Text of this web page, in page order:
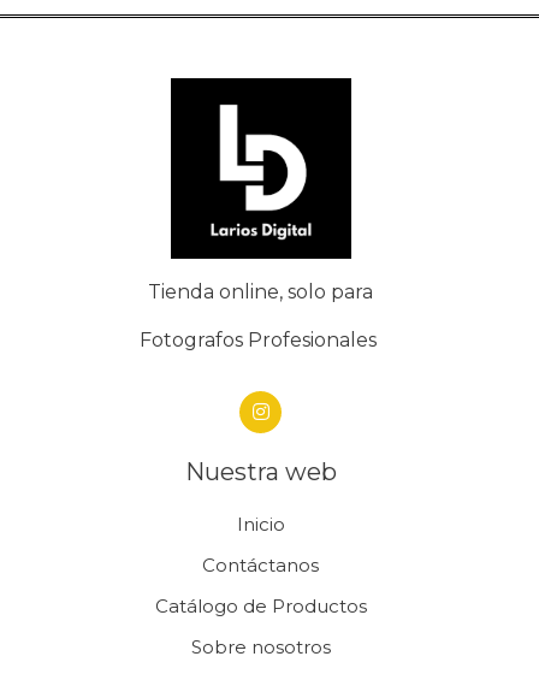
Tienda online, solo para
Fotografos Profesionales
Nuestra web
Inicio
Contáctanos
Catálogo de Productos
Sobre nosotros